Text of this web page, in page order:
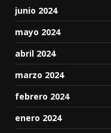
junio 2024
mayo 2024
abril 2024
marzo 2024
febrero 2024
enero 2024